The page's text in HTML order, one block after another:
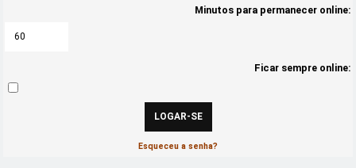
Minutos para permanecer online:
Ficar sempre online:
Esqueceu a senha?